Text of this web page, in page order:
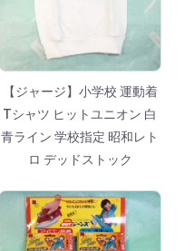
【ジャージ】小学校 運動着
Tシャツ ヒットユニオン 白
青ライン 学校指定 昭和レト
ロ デッドストック